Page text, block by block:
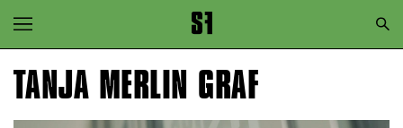
Zur Hauptnavigation springen
Zum Hauptinhalt springen
TANJA MERLIN GRAF